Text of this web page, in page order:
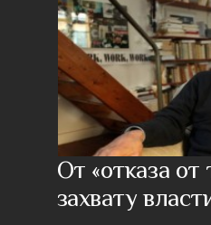
От «отказа от
захвату